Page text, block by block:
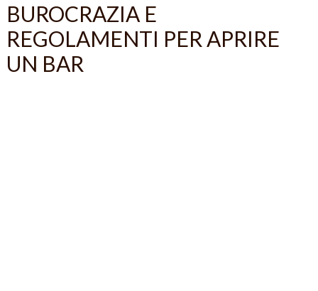
BUROCRAZIA E
REGOLAMENTI PER APRIRE
UN BAR